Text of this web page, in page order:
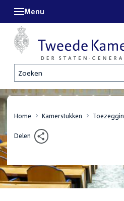
Zoeken
Menu
Home Kamerstukken
Delen